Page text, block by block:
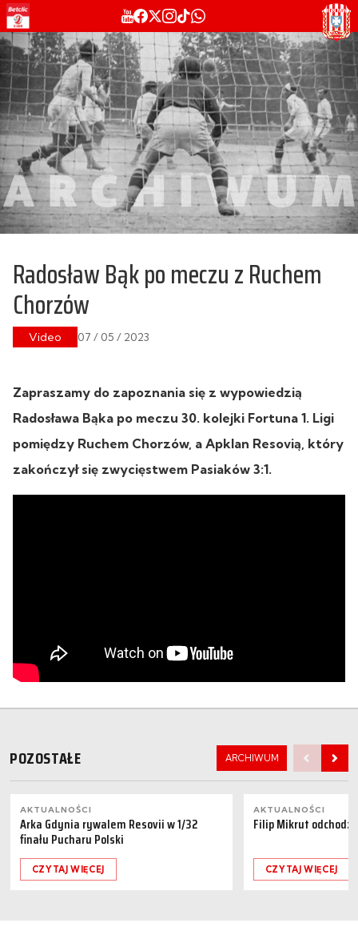
Radosław Bąk po meczu z Ruchem
Chorzów
Video 07 / 05 / 2023
Zapraszamy do zapoznania się z wypowiedzią
Radosława Bąka po meczu 30. kolejki Fortuna 1. Ligi
pomiędzy Ruchem Chorzów, a Apklan Resovią, który
zakończył się zwycięstwem Pasiaków 3:1.
POZOSTAŁE ARCHIWUM
AKTUALNOŚCI
Arka Gdynia rywalem Resovii w 1/32
finału Pucharu Polski
CZYTAJ WIĘCEJ
AKTUALNOŚCI
Filip Mikrut
CZYTAJ WIĘCEJ